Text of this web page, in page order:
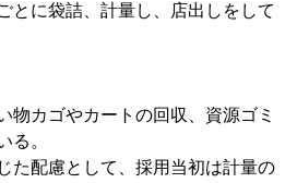
とに袋詰、計量し、店出しをして
カゴやカートの回収、資源ゴミ
る。
た配慮として、採用当初は計量の